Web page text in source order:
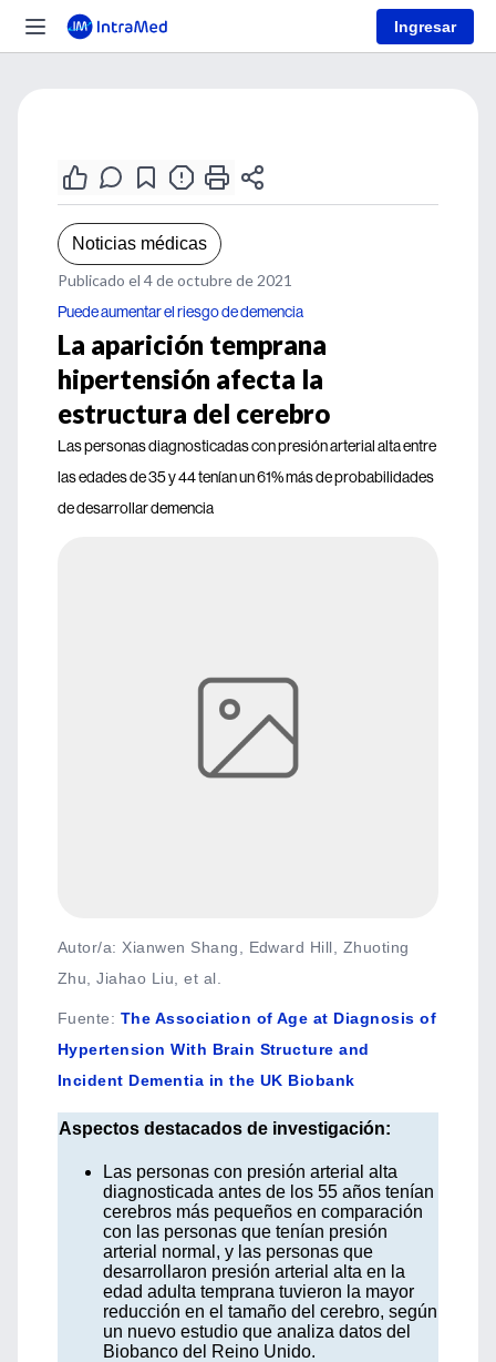
Ingresar
Noticias médicas
Publicado el 4 de octubre de 2021
Puede aumentar el riesgo de demencia
La aparición temprana
hipertensión afecta la
estructura del cerebro
Las personas diagnosticadas con presión arterial alta entre
las edades de 35 y 44 tenían un 61% más de probabilidades
de desarrollar demencia
Autor/a: Xianwen Shang, Edward Hill, Zhuoting
Zhu, Jiahao Liu, et al.
Fuente: The Association of Age at Diagnosis of
Hypertension With Brain Structure and
Incident Dementia in the UK Biobank
Aspectos destacados de investigación:
Las personas con presión arterial alta
diagnosticada antes de los 55 años tenían
cerebros más pequeños en comparación
con las personas que tenían presión
arterial normal, y las personas que
desarrollaron presión arterial alta en la
edad adulta temprana tuvieron la mayor
reducción en el tamaño del cerebro, según
un nuevo estudio que analiza datos del
Biobanco del Reino Unido.